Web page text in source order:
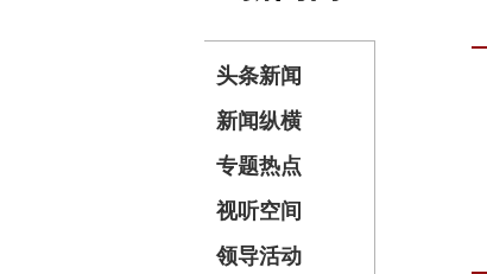
头条新闻
新闻纵横
专题热点
视听空间
领导活动